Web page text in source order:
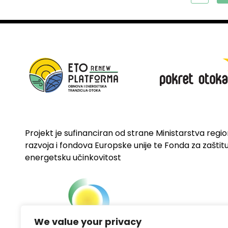
We value your privacy
Projekt je sufinanciran od strane Ministarstva
razvoja i fondova Europske unije te Fonda za
energetsku učinkovitost